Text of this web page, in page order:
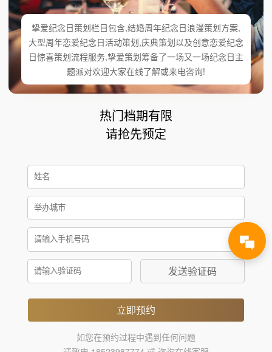
挚爱纪念日策划栏目包含,结婚周年纪念日浪漫策划方案,
大型周年恋爱纪念日活动策划,庆典策划以及创意恋爱纪念
日惊喜策划流程服务,挚爱策划筹备了一场又一场纪念日主
题派对欢迎大家在线了解或来电咨询!
热门档期有限
请抢先预定
发送验证码
立即预约
如您在预约过程中遇到任何问题